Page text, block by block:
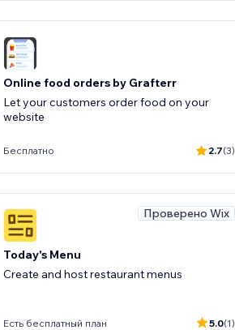
Online food orders by Grafterr
Let your customers order food on your
website
Бесплатно 2.7(3)
Проверено Wix
Today's Menu
Create and host restaurant menus
Есть бесплатный план 5.0(1)